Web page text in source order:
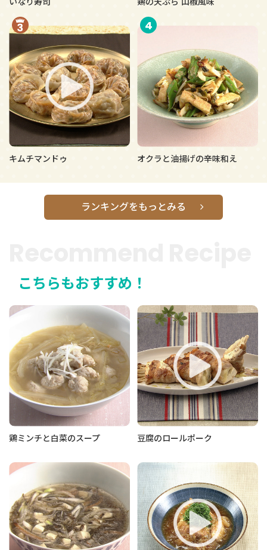
キムチマンドゥ
4
オクラと油揚げの辛味和え
ランキングをもっとみる
こちらもおすすめ！
鶏ミンチと白菜のスープ 豆腐のロールポーク